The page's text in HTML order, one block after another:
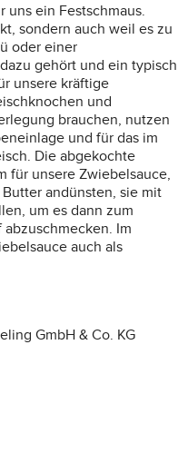
uns ein Festschmaus.
sondern auch weil es zu
oder einer
gehört und ein typisch
unsere kräftige
und
brauchen, nutzen
und für das im
Die abgekochte
für unsere Zwiebelsauce,
andünsten, sie mit
um es dann zum
abzuschmecken. Im
auch als
GmbH & Co. KG